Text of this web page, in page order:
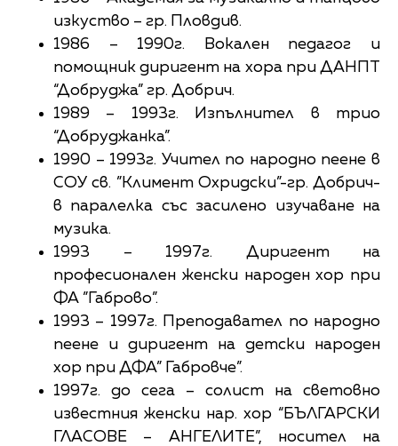
изкуство – гр. Пловдив.
1986 – 1990г. Вокален педагог и
помощник диригент на хора при ДАНПТ
“Добруджа” гр. Добрич.
1989 – 1993г. Изпълнител в трио
“Добруджанка”.
1990 – 1993г. Учител по народно пеене в
СОУ св. ”Климент Охридски”-гр. Добрич-
в паралелка със засилено изучаване на
музика.
1993 – 1997г. Диригент на
професионален женски народен хор при
ФА ”Габрово”.
1993 – 1997г. Преподавател по народно
пеене и диригент на детски народен
хор при ДФА” Габровче”.
1997г. до сега – солист на световно
известния женски нар. хор “БЪЛГАРСКИ
ГЛАСОВЕ – АНГЕЛИТЕ”, носител на